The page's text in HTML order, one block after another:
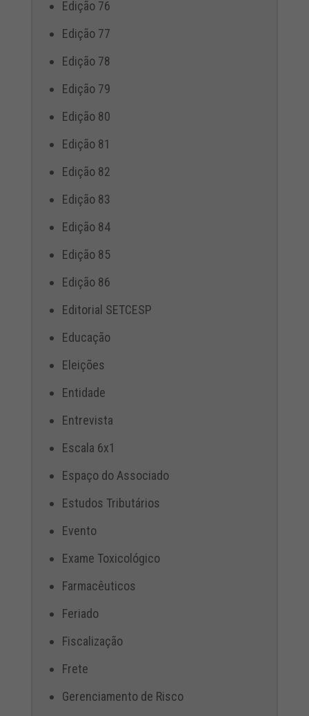
Edição 76
Edição 77
Edição 78
Edição 79
Edição 80
Edição 81
Edição 82
Edição 83
Edição 84
Edição 85
Edição 86
Editorial SETCESP
Educação
Eleições
Entidade
Entrevista
Escala 6x1
Espaço do Associado
Estudos Tributários
Evento
Exame Toxicológico
Farmacêuticos
Feriado
Fiscalização
Frete
Gerenciamento de Risco